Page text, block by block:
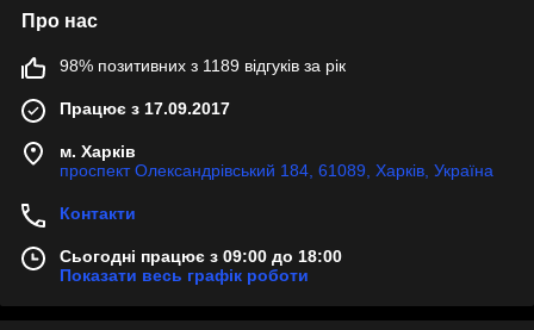
Про нас
98% позитивних з 1189 відгуків за рік
Працює з 17.09.2017
м. Харків
проспект Олександрівський 184, 61089, Харків, Україна
Контакти
Сьогодні працює з 09:00 до 18:00
Показати весь графік роботи